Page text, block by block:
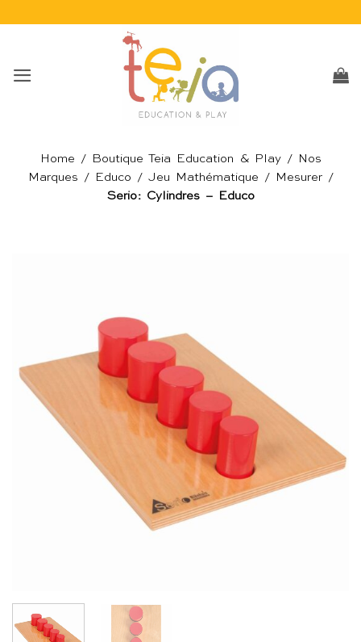
Home / Boutique Teia Education & Play/
Nos
Marques / Educo / Jeu Mathématique / Mesurer/
Serio: Cylindres – Educo